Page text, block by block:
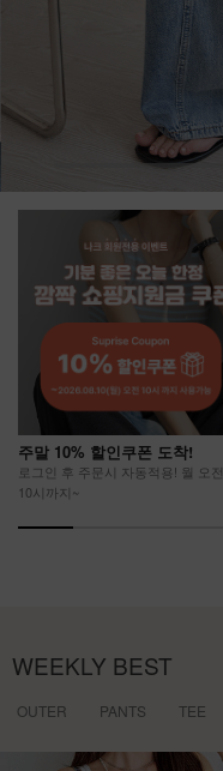
주말 10% 할인쿠폰 도착!
로그인 후 주문시 자동적용! 월 오전
10시까지~
WEEKLY BEST
OUTER PANTS TEE